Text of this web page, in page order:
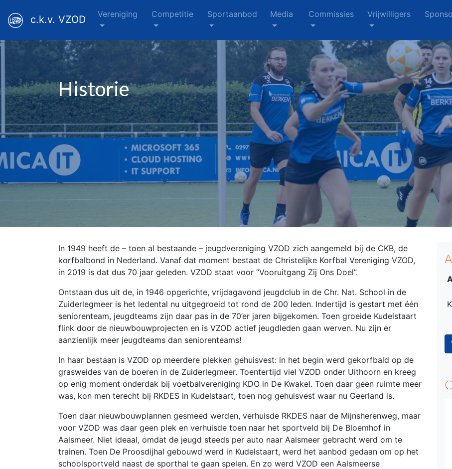
c.k.v. VZOD Vereniging Competitie Sportaanbod Media Commissies Vrijwilligers
Historie
In 1949 heeft de – toen al bestaande – jeugdvereniging VZOD zich aangemeld bij de CKB, de
korfbalbond in Nederland. Vanaf dat moment bestaat de Christelijke Korfbal Vereniging VZOD,
in 2019 is dat dus 70 jaar geleden. VZOD staat voor “Vooruitgang Zij Ons Doel”.
Ontstaan dus uit de, in 1946 opgerichte, vrijdagavond jeugdclub in de Chr. Nat. School in de
Zuiderlegmeer is het ledental nu uitgegroeid tot rond de 200 leden. Indertijd is gestart met één
seniorenteam, jeugdteams zijn daar pas in de 70’er jaren bijgekomen. Toen groeide Kudelstaart
flink door de nieuwbouwprojecten en is VZOD actief jeugdleden gaan werven. Nu zijn er
aanzienlijk meer jeugdteams dan seniorenteams!
In haar bestaan is VZOD op meerdere plekken gehuisvest: in het begin werd gekorfbald op de
grasweides van de boeren in de Zuiderlegmeer. Toentertijd viel VZOD onder Uithoorn en kreeg
op enig moment onderdak bij voetbalvereniging KDO in De Kwakel. Toen daar geen ruimte meer
was, kon men terecht bij RKDES in Kudelstaart, toen nog gehuisvest waar nu Geerland is.
Toen daar nieuwbouwplannen gesmeed werden, verhuisde RKDES naar de Mijnsherenweg, maar
voor VZOD was daar geen plek en verhuisde toen naar het sportveld bij De Bloemhof in
Aalsmeer. Niet ideaal, omdat de jeugd steeds per auto naar Aalsmeer gebracht werd om te
trainen. Toen De Proosdijhal gebouwd werd in Kudelstaart, werd het aanbod gedaan om op het
schoolsportveld naast de sporthal te gaan spelen. En zo werd VZOD een Aalsmeerse